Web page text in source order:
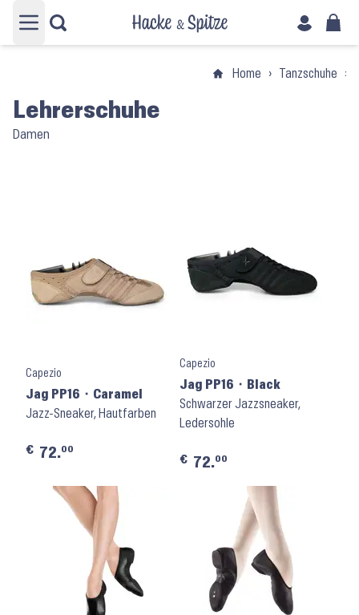
Hauptmenü öffnen
Home › Tanzschuhe ›
Lehrerschuhe
Damen
Capezio
Jag PP16 ⬝ Caramel
Jazz-Sneaker, Hautfarben
€ 72.00
Capezio
Jag PP16 ⬝ Black
Schwarzer Jazzsneaker,
Ledersohle
€ 72.00